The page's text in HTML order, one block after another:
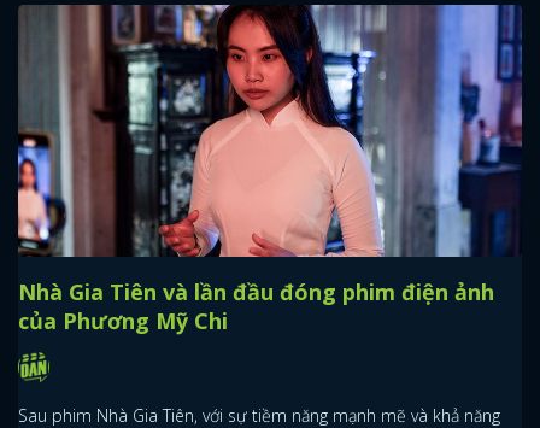
Nhà Gia Tiên và lần đầu đóng phim điện ảnh
của Phương Mỹ Chi
Sau phim Nhà Gia Tiên, với sự tiềm năng mạnh mẽ và khả năng